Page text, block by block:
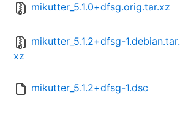
mikutter_5.1.0+dfsg.orig.tar.xz
mikutter_5.1.2+dfsg-1.debian.tar.
xz
mikutter_5.1.2+dfsg-1.dsc